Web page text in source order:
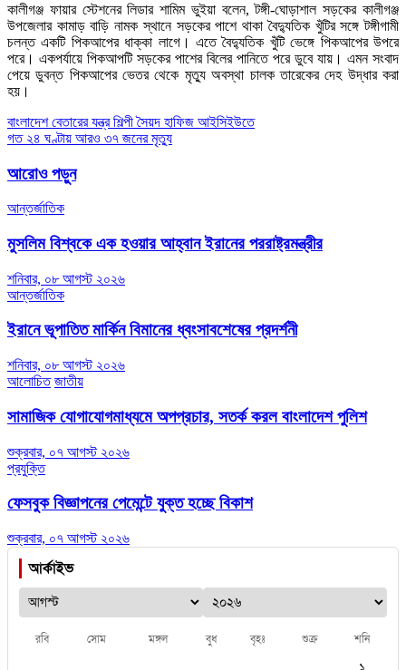
কালীগঞ্জ ফায়ার স্টেশনের লিডার শামিম ভুইয়া বলেন, টঙ্গী-ঘোড়াশাল সড়কের কালীগঞ্জ
উপজেলার কামাড় বাড়ি নামক স্থানে সড়কের পাশে থাকা বৈদ্যুতিক খুঁটির সঙ্গে টঙ্গীগামী
চলন্ত একটি পিকআপের ধাক্কা লাগে। এতে বৈদ্যুতিক খুঁটি ভেঙ্গে পিকআপের উপরে
পরে। একপর্যায়ে পিকআপটি সড়কের পাশের বিলের পানিতে পরে ডুবে যায়। এমন সংবাদ
পেয়ে ডুবন্ত পিকআপের ভেতর থেকে মৃত্যু অবস্থা চালক তারেকের দেহ উদ্ধার করা
হয়।
Post
navigation
বাংলাদেশ বেতারের যন্ত্র শিল্পী সৈয়দ হাফিজ আইসিইউতে
গত ২৪ ঘণ্টায় আরও ৩৭ জনের মৃত্যু
আরোও পড়ুন
আন্তর্জাতিক
মুসলিম বিশ্বকে এক হওয়ার আহ্বান ইরানের পররাষ্ট্রমন্ত্রীর
শনিবার, ০৮ আগস্ট ২০২৬
আন্তর্জাতিক
ইরানে ভূপাতিত মার্কিন বিমানের ধ্বংসাবশেষের প্রদর্শনী
শনিবার, ০৮ আগস্ট ২০২৬
আলোচিত জাতীয়
সামাজিক যোগাযোগমাধ্যমে অপপ্রচার, সতর্ক করল বাংলাদেশ পুলিশ
শুক্রবার, ০৭ আগস্ট ২০২৬
প্রযুক্তি
ফেসবুক বিজ্ঞাপনের পেমেন্টে যুক্ত হচ্ছে বিকাশ
শুক্রবার, ০৭ আগস্ট ২০২৬
আর্কাইভ
রবি সোম মঙ্গল বুধ বৃহঃ শুক্র শনি